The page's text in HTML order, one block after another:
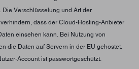
Verschlüsselung und Art der
dass der Cloud-Hosting-Anbieter
einsehen kann. Bei Nutzung von
die Daten auf Servern in der EU gehostet.
Account ist passwortgeschützt.